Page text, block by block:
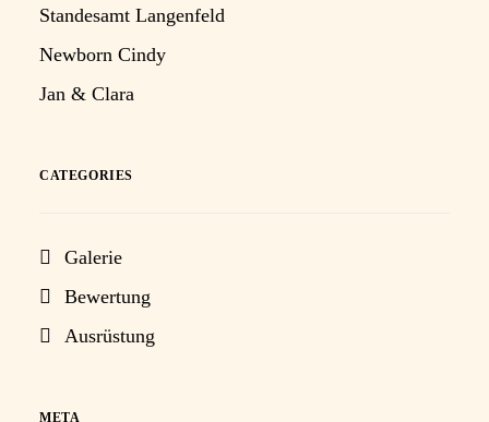
Standesamt Langenfeld
Newborn Cindy
Jan & Clara
CATEGORIES
Galerie
Bewertung
Ausrüstung
META